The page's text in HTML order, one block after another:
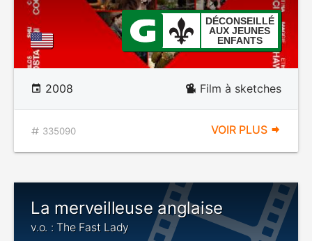
DÉCONSEILLÉ
AUX JEUNES
ENFANTS
2008 Film à sketches
335090 VOIR PLUS
La merveilleuse anglaise
v.o. : The Fast Lady